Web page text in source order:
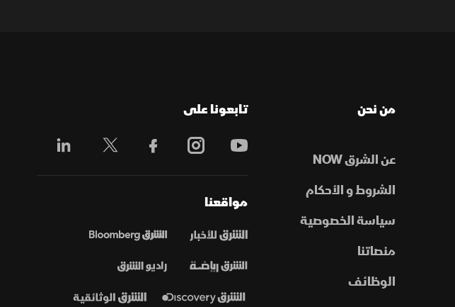
من نحن
عن الشرق NOW
الشروط و الأحكام
سياسة الخصوصية
منصاتنا
الوظائف
تابعونا على
مواقعنا